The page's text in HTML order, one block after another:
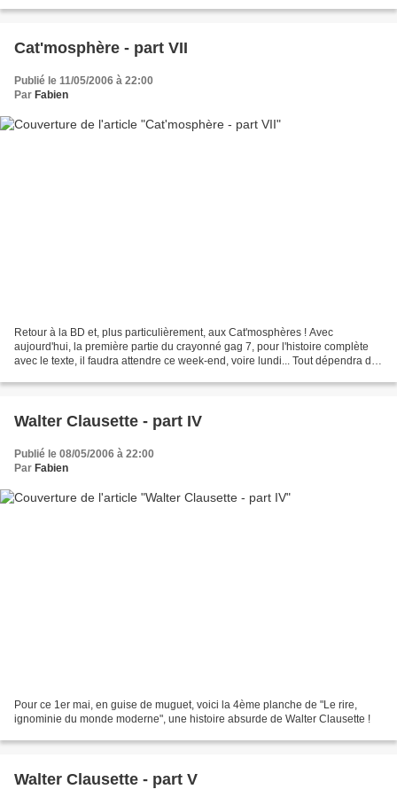
Cat'mosphère - part VII
Publié le 11/05/2006 à 22:00
Par Fabien
Retour à la BD et, plus particulièrement, aux Cat'mosphères ! Avec
aujourd'hui, la première partie du crayonné gag 7, pour l'histoire complète
avec le texte, il faudra attendre ce week-end, voire lundi... Tout dépendra de
Walter Clausette - part IV
Publié le 08/05/2006 à 22:00
Par Fabien
Pour ce 1er mai, en guise de muguet, voici la 4ème planche de "Le rire,
ignominie du monde moderne", une histoire absurde de Walter Clausette !
Walter Clausette - part V